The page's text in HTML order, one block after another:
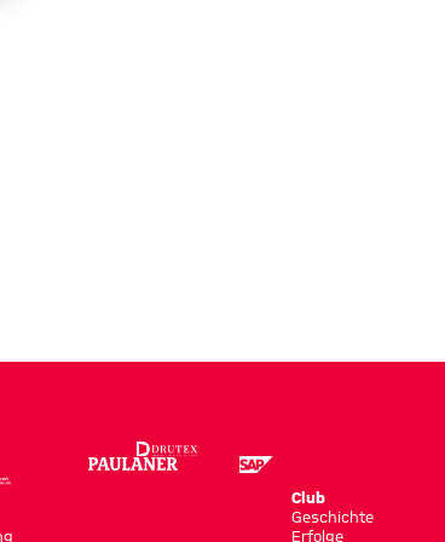
Club
Geschichte
Erfolge